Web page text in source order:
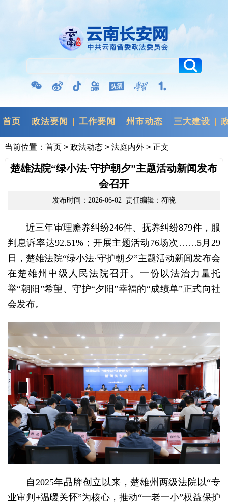
首页 政法要闻 工作要闻 州市动态 三大建设
当前位置： 首页> 政法动态> 法庭内外> 正文
楚雄法院“绿小法·守护朝夕”主题活动新闻发布
会召开
发布时间：2026-06-02 责任编辑：符晓
近三年审理赡养纠纷246件、抚养纠纷879件，服
判息诉率达92.51%；开展主题活动76场次……5月29
日，楚雄法院“绿小法·守护朝夕”主题活动新闻发布会
在楚雄州中级人民法院召开。一份以法治力量托
举“朝阳”希望、守护“夕阳”幸福的“成绩单”正式向社
会发布。
自2025年品牌创立以来，楚雄州两级法院以“专
业审判+温暖关怀”为核心，推动“一老一小”权益保护